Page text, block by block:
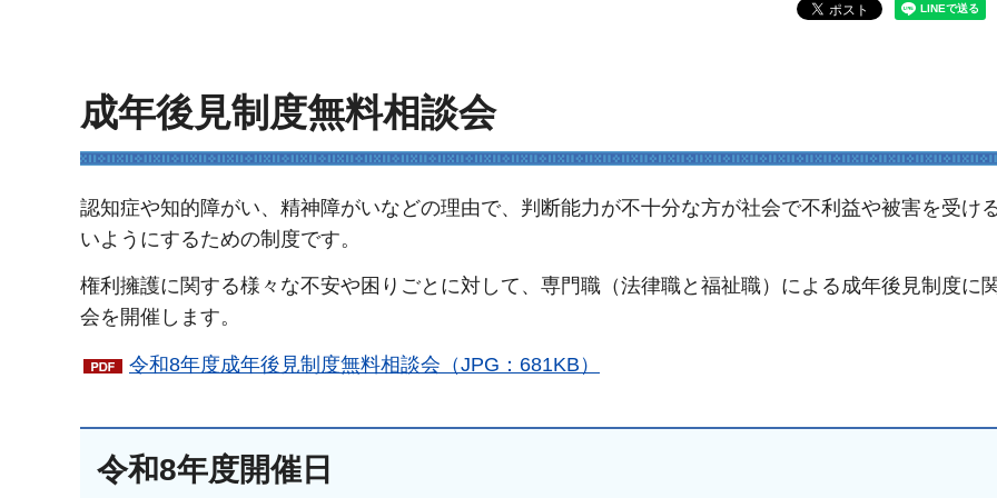
成年後見制度無料相談会
認知症や知的障がい、精神障がいなどの理由で、判断能力が不十分な方が社会で不利益や被害を受け
いようにするための制度です。
権利擁護に関する様々な不安や困りごとに対して、専門職（法律職と福祉職）による成年後見制度に
会を開催します。
令和8年度成年後見制度無料相談会（JPG：681KB）
令和8年度開催日